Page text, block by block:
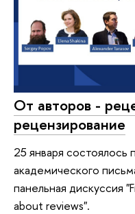
От авторов -
рецензирование
25 января
академического
панельная дискуссия
about reviews".